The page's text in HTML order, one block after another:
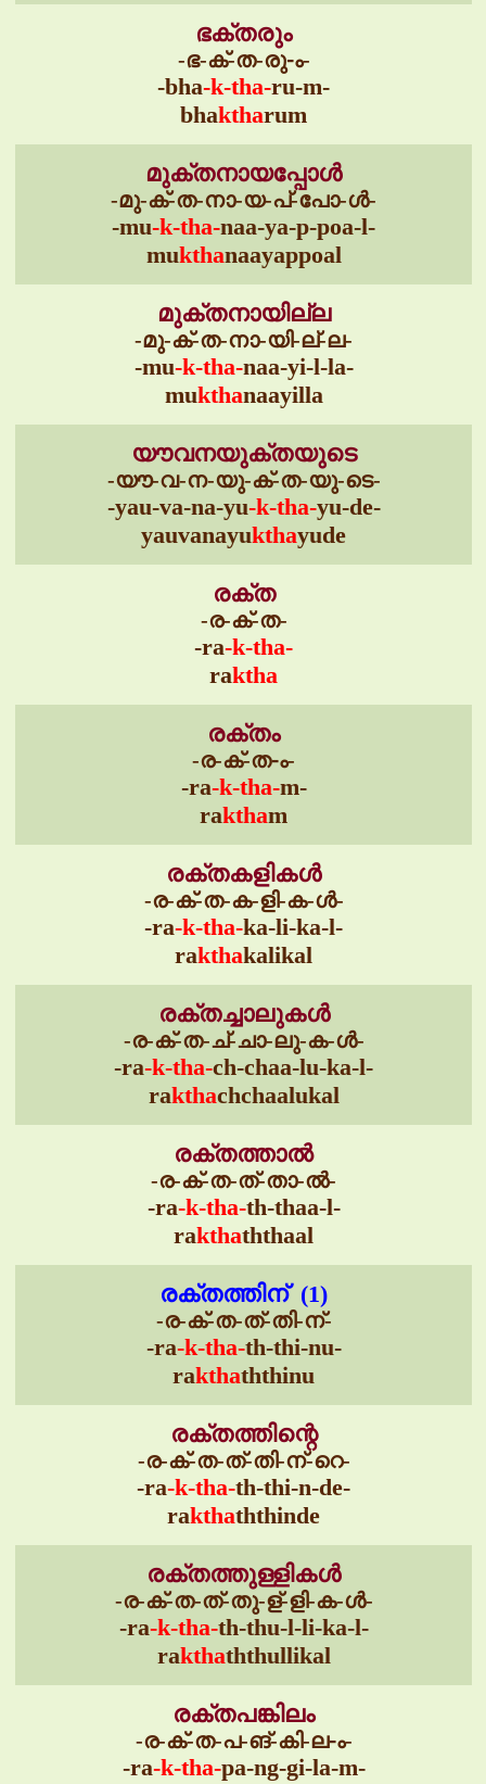
ഭക്തരും
-ഭ-ക്-ത-രു-ം-
-bha-k-tha-ru-m-
bhaktharum
മുക്തനായപ്പോൾ
-മു-ക്-ത-നാ-യ-പ്-പോ-ൾ-
-mu-k-tha-naa-ya-p-poa-l-
mukthanaayappoal
മുക്തനായില്ല
-മു-ക്-ത-നാ-യി-ല്-ല-
-mu-k-tha-naa-yi-l-la-
mukthanaayilla
യൗവനയുക്തയുടെ
-യൗ-വ-ന-യു-ക്-ത-യു-ടെ-
-yau-va-na-yu-k-tha-yu-de-
yauvanayukthayude
രക്ത
-ര-ക്-ത-
-ra-k-tha-
raktha
രക്തം
-ര-ക്-ത-ം-
-ra-k-tha-m-
raktham
രക്തകളികൾ
-ര-ക്-ത-ക-ളി-ക-ൾ-
-ra-k-tha-ka-li-ka-l-
rakthakalikal
രക്തച്ചാലുകൾ
-ര-ക്-ത-ച്-ചാ-ലു-ക-ൾ-
-ra-k-tha-ch-chaa-lu-ka-l-
rakthachchaalukal
രക്തത്താൽ
-ര-ക്-ത-ത്-താ-ൽ-
-ra-k-tha-th-thaa-l-
rakthaththaal
രക്തത്തിന് (1)
-ര-ക്-ത-ത്-തി-ന്-
-ra-k-tha-th-thi-nu-
rakthaththinu
രക്തത്തിന്റെ
-ര-ക്-ത-ത്-തി-ന്-റെ-
-ra-k-tha-th-thi-n-de-
rakthaththinde
രക്തത്തുള്ളികൾ
-ര-ക്-ത-ത്-തു-ള്-ളി-ക-ൾ-
-ra-k-tha-th-thu-l-li-ka-l-
rakthaththullikal
രക്തപങ്കിലം
-ര-ക്-ത-പ-ങ്-കി-ല-ം-
-ra-k-tha-pa-ng-gi-la-m-